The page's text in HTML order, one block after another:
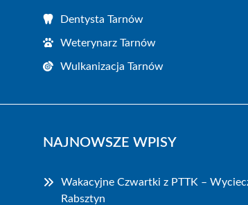
Dentysta Tarnów
Weterynarz Tarnów
Wulkanizacja Tarnów
NAJNOWSZE WPISY
Wakacyjne Czwartki z PTTK –
Rabsztyn